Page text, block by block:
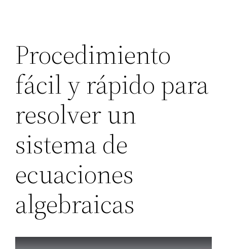
Procedimiento
fácil y rápido para
resolver un
sistema de
ecuaciones
algebraicas